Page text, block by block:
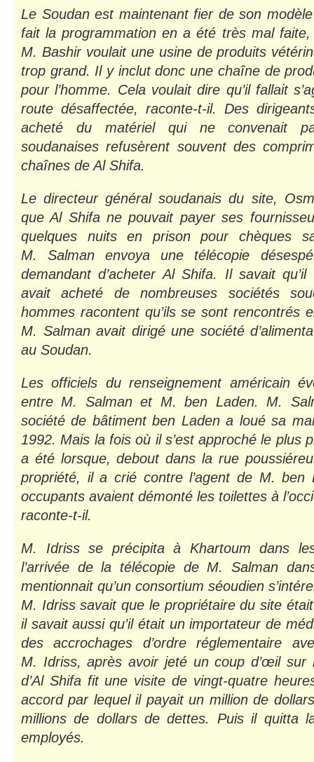
Le Soudan est maintenant fier de son
fait la programmation en a été très mal
M. Bashir voulait une usine de produits
trop grand. Il y inclut donc une chaîne de
pour l’homme. Cela voulait dire qu’il fallait
route désaffectée, raconte-t-il. Des
acheté du matériel qui ne convenait
soudanaises refusèrent souvent des
chaînes de Al Shifa.
Le directeur général soudanais du site,
que Al Shifa ne pouvait payer ses
quelques nuits en prison pour chèques
M. Salman envoya une télécopie
demandant d’acheter Al Shifa. Il savait qu’il
avait acheté de nombreuses sociétés
hommes racontent qu’ils se sont rencontrés
M. Salman avait dirigé une société
au Soudan.
Les officiels du renseignement américain
entre M. Salman et M. ben Laden. M.
société de bâtiment ben Laden a loué sa
1992. Mais la fois où il s’est approché le plus
a été lorsque, debout dans la rue
propriété, il a crié contre l’agent de M. ben
occupants avaient démonté les toilettes à
raconte-t-il.
M. Idriss se précipita à Khartoum dans
l’arrivée de la télécopie de M. Salman
mentionnait qu’un consortium séoudien
M. Idriss savait que le propriétaire du site
il savait aussi qu’il était un importateur de
des accrochages d’ordre réglementaire
M. Idriss, après avoir jeté un coup d’œil sur
d’Al Shifa fit une visite de vingt-quatre
accord par lequel il payait un million de
millions de dollars de dettes. Puis il quitta
employés.